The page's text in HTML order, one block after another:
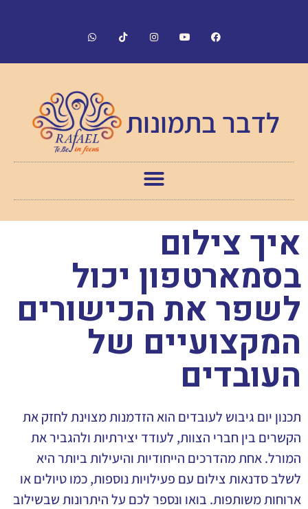
לדבר בתמונות
איך צילום
בסמארטפון יכול
לשפר את הכישורים
המקצועיים של
העובדים
תכנון יום גיבוש לעובדים הוא הזדמנות מצוינת לחזק את
הקשרים בין חברי הצוות, לעודד יצירתיות ולהגביר את
המורל. אחת מהדרכים הייחודיות והיעילות ביותר היא
לשלב סדנאות צילום עם פעילויות נוספות, כמו טיולים או
ארוחות משותפות. בואו ונספר לכם על היתרונות שבשילוב